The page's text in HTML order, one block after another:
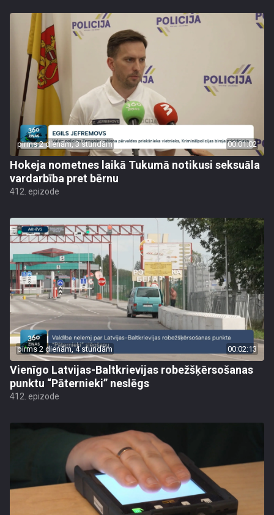
pirms 2 dienām, 3 stundām 00:01:02
Hokeja nometnes laikā Tukumā notikusi seksuāla
vardarbība pret bērnu
412. epizode
pirms 2 dienām, 4 stundām 00:02:13
Vienīgo Latvijas-Baltkrievijas robežšķērsošanas
punktu “Pāternieki” neslēgs
412. epizode